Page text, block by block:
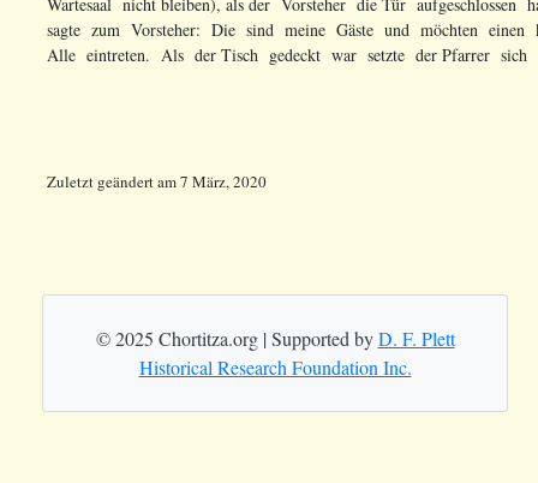
Zuletzt geändertam7 März, 2020
© 2025 Chortitza.org | Supported byD. F. Plett
Historical Research Foundation Inc.